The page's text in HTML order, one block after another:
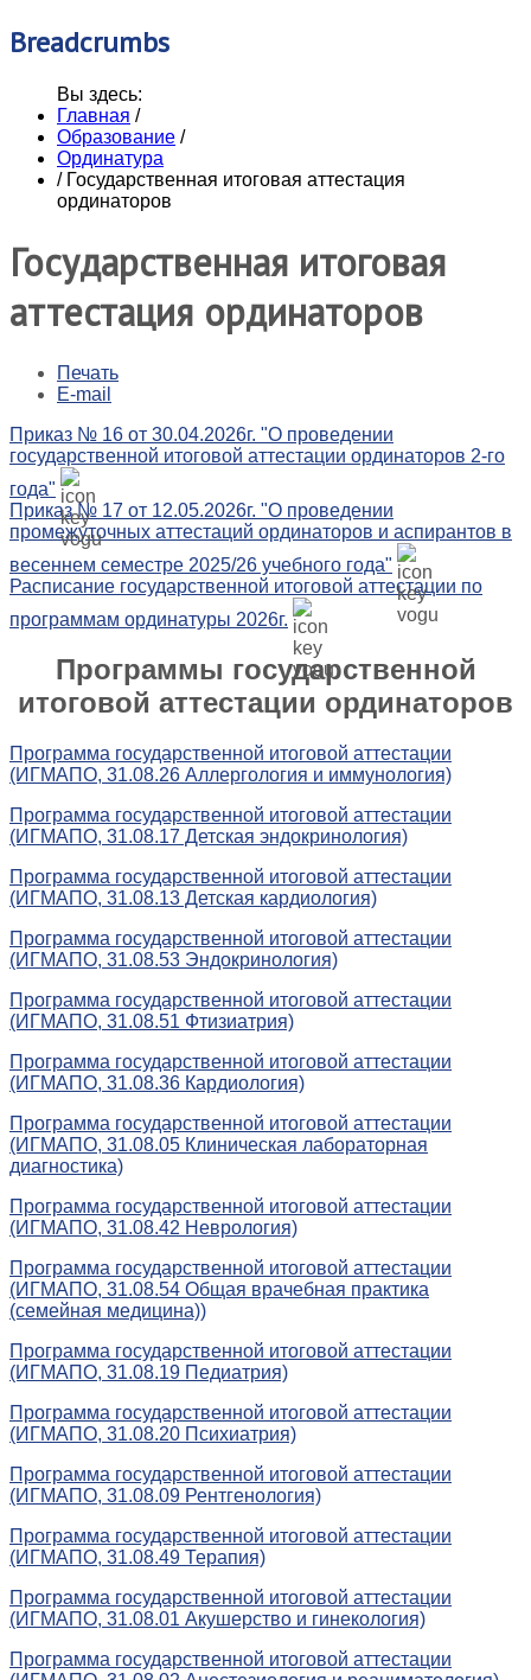
Breadcrumbs
Вы здесь:
Главная /
Образование /
Ординатура
/ Государственная итоговая аттестация
ординаторов
Государственная итоговая
аттестация ординаторов
Печать
E-mail
Приказ № 16 от 30.04.2026г. "О проведении
государственной итоговой аттестации ординаторов 2-го
года"
Приказ № 17 от 12.05.2026г. "О проведении
промежуточных аттестаций ординаторов и аспирантов в
весеннем семестре 2025/26 учебного года"
Расписание государственной итоговой аттестации по
программам ординатуры 2026г.
Программы государственной
итоговой аттестации ординаторов
Программа государственной итоговой аттестации
(ИГМАПО, 31.08.26 Аллергология и иммунология)
Программа государственной итоговой аттестации
(ИГМАПО, 31.08.17 Детская эндокринология)
Программа государственной итоговой аттестации
(ИГМАПО, 31.08.13 Детская кардиология)
Программа государственной итоговой аттестации
(ИГМАПО, 31.08.53 Эндокринология)
Программа государственной итоговой аттестации
(ИГМАПО, 31.08.51 Фтизиатрия)
Программа государственной итоговой аттестации
(ИГМАПО, 31.08.36 Кардиология)
Программа государственной итоговой аттестации
(ИГМАПО, 31.08.05 Клиническая лабораторная
диагностика)
Программа государственной итоговой аттестации
(ИГМАПО, 31.08.42 Неврология)
Программа государственной итоговой аттестации
(ИГМАПО, 31.08.54 Общая врачебная практика
(семейная медицина))
Программа государственной итоговой аттестации
(ИГМАПО, 31.08.19 Педиатрия)
Программа государственной итоговой аттестации
(ИГМАПО, 31.08.20 Психиатрия)
Программа государственной итоговой аттестации
(ИГМАПО, 31.08.09 Рентгенология)
Программа государственной итоговой аттестации
(ИГМАПО, 31.08.49 Терапия)
Программа государственной итоговой аттестации
(ИГМАПО, 31.08.01 Акушерство и гинекология)
Программа государственной итоговой аттестации